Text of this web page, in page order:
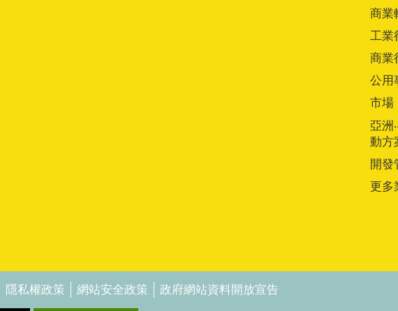
商業
工業
商業
公用
市場
亞洲
動方
開發
更多
隱私權政策 網站安全政策 政府網站資料開放宣告